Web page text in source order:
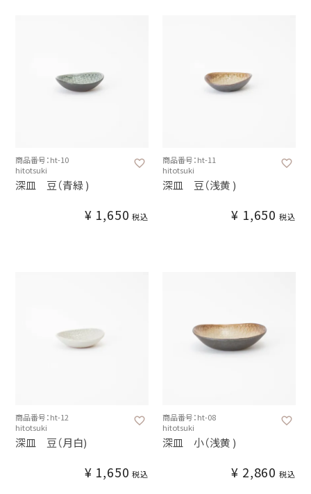
商品番号：ht-10
hitotsuki
深皿 豆（青緑 )
¥ 1,650 税込
商品番号：ht-11
hitotsuki
深皿 豆（浅黄 )
¥ 1,650 税込
商品番号：ht-12
hitotsuki
深皿 豆（月白)
¥ 1,650 税込
商品番号：ht-08
hitotsuki
深皿 小（浅黄 )
¥ 2,860 税込